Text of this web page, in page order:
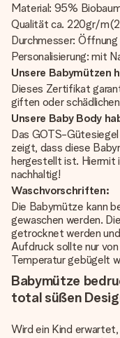
Material: 95%
Qualität ca. 220gr/
Durchmesser:
Personalisierung: mit
Unsere Babymützen
Dieses Zertifikat
giften oder
Unsere Baby Body
Das GOTS-
zeigt, dass diese
hergestellt ist. Hiermit
nachhaltig!
Waschvorschriften:
Die Babymütze kann
gewaschen werden.
getrocknet werden
Aufdruck sollte nur
Temperatur gebügelt
Babymütze
total süßen
Wird ein Kind